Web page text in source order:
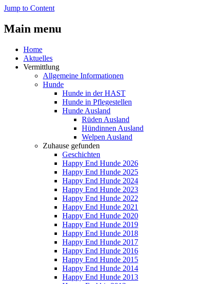
Jump to Content
Main menu
Home
Aktuelles
Vermittlung
Allgemeine Informationen
Hunde
Hunde in der HAST
Hunde in Pflegestellen
Hunde Ausland
Rüden Ausland
Hündinnen Ausland
Welpen Ausland
Zuhause gefunden
Geschichten
Happy End Hunde 2026
Happy End Hunde 2025
Happy End Hunde 2024
Happy End Hunde 2023
Happy End Hunde 2022
Happy End Hunde 2021
Happy End Hunde 2020
Happy End Hunde 2019
Happy End Hunde 2018
Happy End Hunde 2017
Happy End Hunde 2016
Happy End Hunde 2015
Happy End Hunde 2014
Happy End Hunde 2013